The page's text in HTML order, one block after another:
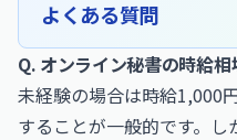
よくある質問
Q. オンライン秘書の時給
未経験の場合は時給1,000
することが一般的です。